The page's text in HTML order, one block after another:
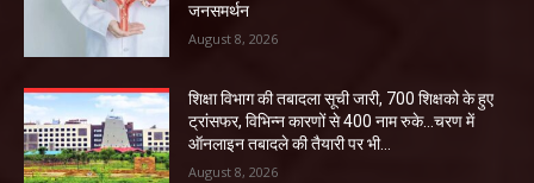
जनसमर्थन
August 8, 2026
शिक्षा विभाग की तबादला सूची जारी, 700 शिक्षको के हुए
ट्रांसफर, विभिन्न कारणों से 400 नाम रुके…चरण में
ऑनलाइन तबादले की तैयारी पर भी...
August 8, 2026